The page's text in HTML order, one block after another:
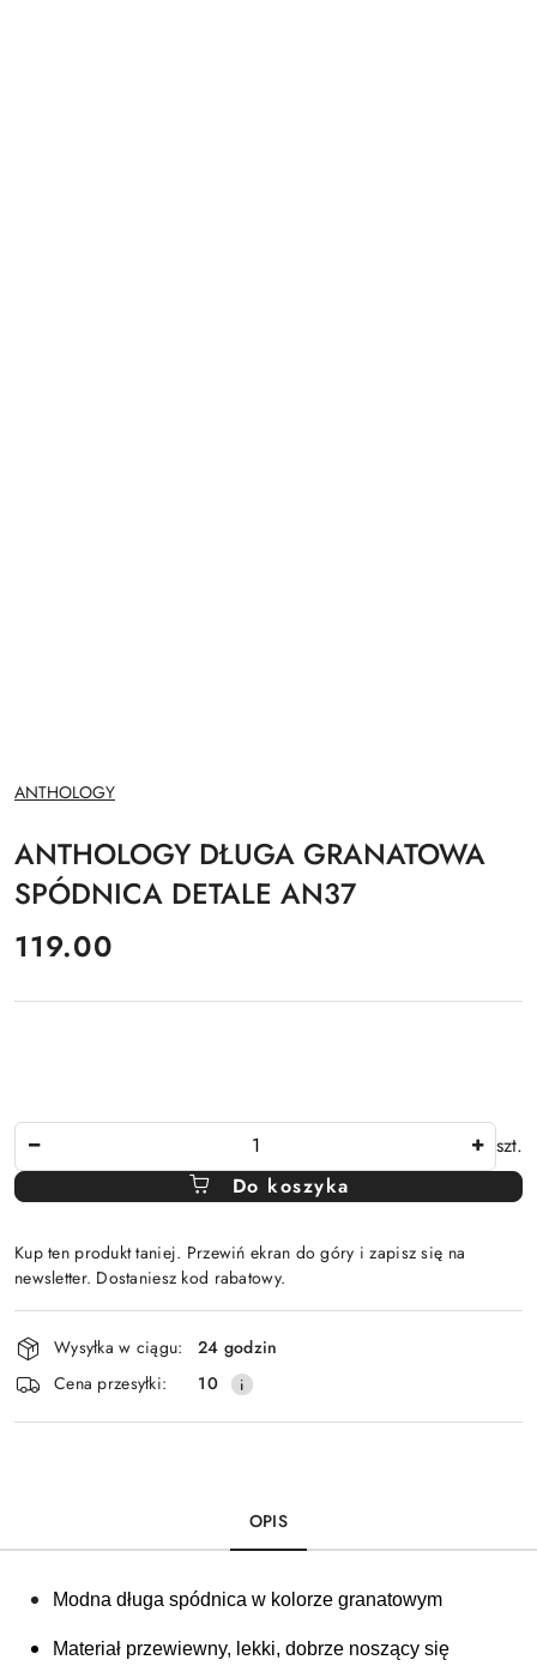
NAZWA
PRODUCENTA:
ANTHOLOGY
ANTHOLOGY DŁUGA GRANATOWA
SPÓDNICA DETALE AN37
cena:
119.00
szt.
Do koszyka
Kup ten produkt taniej. Przewiń ekran do góry i zapisz się na
newsletter. Dostaniesz kod rabatowy.
Dostępność
i
dostawa
Wysyłka w ciągu:
24 godzin
Cena przesyłki:
10
OPIS
Modna długa spódnica w kolorze granatowym
Materiał przewiewny, lekki, dobrze noszący się